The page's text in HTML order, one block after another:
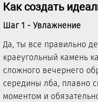
Как создать
Шаг 1 - Увлажнение
Да, ты все правильно
краеугольный камень
сложного вечернего
середины лба, плавно
моментом и